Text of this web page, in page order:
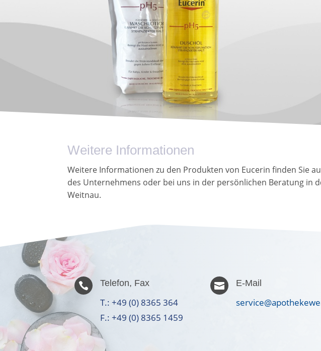
Weitere Informationen
Weitere Informationen zu den Produkten von Eucerin finden Sie
des Unternehmens oder bei uns in der persönlichen Beratung in
Weitnau.
 Telefon, Fax
T.: +49 (0) 8365 364
F.: +49 (0) 8365 1459
 E-Mail